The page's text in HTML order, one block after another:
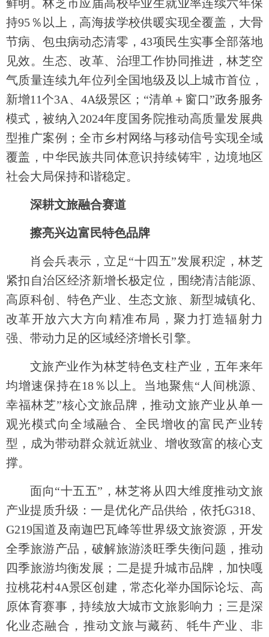
鲜明。林芝市应届高校毕业生就业率连续六年保
持95％以上，高海拔学校供暖实现全覆盖，大骨
节病、包虫病动态清零，43项民生实事全部落地
见效。生态、改革、治理工作协同推进，林芝空
气质量连续九年位列全国地级及以上城市首位，
新增11个3A、4A级景区；“清单＋窗口”政务服务
模式，被纳入2024年度国务院推动高质量发展典
型推广案例；全市乡村网络与移动信号实现全域
覆盖，中华民族共同体意识持续铸牢，边境地区
社会大局保持和谐稳定。
深耕文旅融合赛道
擦亮兴边富民特色品牌
肖会兵表示，立足“十四五”发展积淀，林芝
紧扣自治区经济新增长极定位，围绕清洁能源、
高原科创、特色产业、生态文旅、新型城镇化、
改革开放六大方向精准布局，聚力打造辐射力
强、带动力足的区域经济增长引擎。
文旅产业作为林芝特色支柱产业，五年来年
均增速保持在18％以上。当地聚焦“人间桃源、
幸福林芝”核心文旅品牌，推动文旅产业从单一
观光模式向全域融合、全民增收的富民产业转
型，成为带动群众就近就业、增收致富的核心支
撑。
面向“十五五”，林芝将从四大维度推动文旅
产业提质升级：一是优化产品供给，依托G318、
G219国道及南迦巴瓦峰等世界级文旅资源，开发
全季旅游产品，破解旅游淡旺季失衡问题，推动
四季旅游均衡发展；二是提升城市品牌，加快嘎
拉桃花村4A景区创建，常态化举办国际论坛、高
原体育赛事，持续放大城市文旅影响力；三是深
化业态融合，推动文旅与藏药、牦牛产业、非